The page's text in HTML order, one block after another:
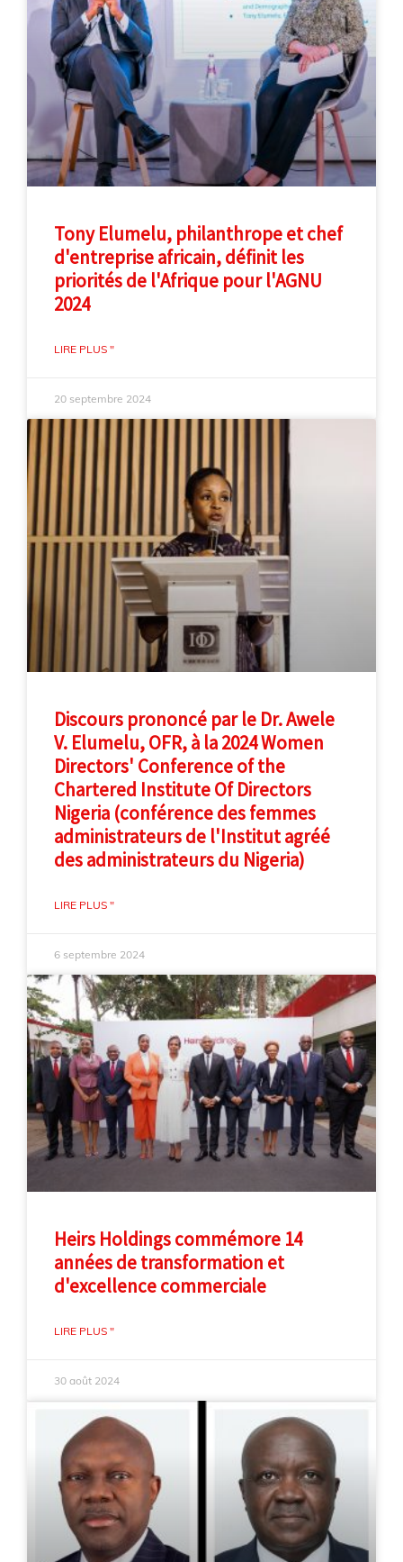
Tony Elumelu, philanthrope et chef
d'entreprise africain, définit les
priorités de l'Afrique pour l'AGNU
2024
LIRE PLUS "
20 septembre 2024
Discours prononcé par le Dr. Awele
V. Elumelu, OFR, à la 2024 Women
Directors' Conference of the
Chartered Institute Of Directors
Nigeria (conférence des femmes
administrateurs de l'Institut agréé
des administrateurs du Nigeria)
LIRE PLUS "
6 septembre 2024
Heirs Holdings commémore 14
années de transformation et
d'excellence commerciale
LIRE PLUS "
30 août 2024